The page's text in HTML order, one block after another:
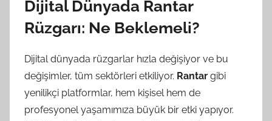
Dijital Dünyada Rantar
Rüzgarı: Ne Beklemeli?
Dijital dünyada rüzgarlar hızla değişiyor ve bu
değişimler, tüm sektörleri etkiliyor. Rantar gibi
yenilikçi platformlar, hem kişisel hem de
profesyonel yaşamımıza büyük bir etki yapıyor.